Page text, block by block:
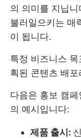
의 의미를 지닙
불러일으키는 매
이 됩니다.
특정 비즈니스
획된 콘텐츠 배
다음은 홍보 캠
의 예시입니다:
제품 출시: